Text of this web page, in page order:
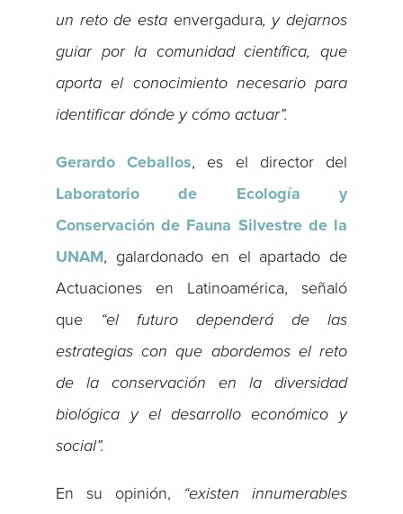
un reto de esta envergadura, y dejarnos
guiar por la comunidad científica, que
aporta el conocimiento necesario para
identificar dónde y cómo actuar”.
Gerardo Ceballos, es el director del
Laboratorio de Ecología y
Conservación de Fauna Silvestre de la
UNAM, galardonado en el apartado de
Actuaciones en Latinoamérica, señaló
que “el futuro dependerá de las
estrategias con que abordemos el reto
de la conservación en la diversidad
biológica y el desarrollo económico y
social”.
En su opinión,
“existen innumerables